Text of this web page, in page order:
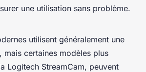
une utilisation sans problème.
utilisent généralement une
mais certaines modèles plus
Logitech StreamCam, peuvent